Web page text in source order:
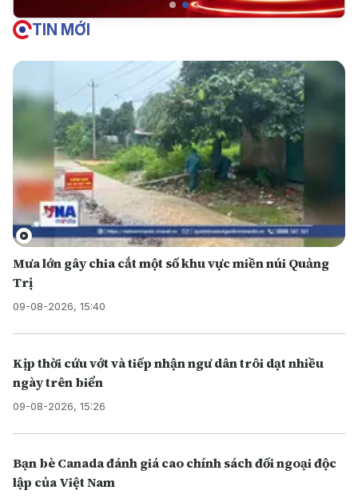
TIN MỚI
Mưa lớn gây chia cắt một số khu vực miền núi Quảng
Trị
09-08-2026, 15:40
Kịp thời cứu vớt và tiếp nhận ngư dân trôi dạt nhiều
ngày trên biển
09-08-2026, 15:26
Bạn bè Canada đánh giá cao chính sách đối ngoại độc
lập của Việt Nam